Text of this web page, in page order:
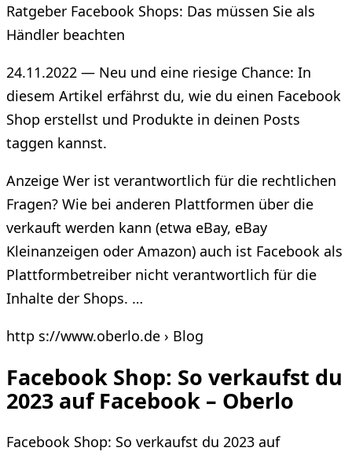
Ratgeber Facebook Shops: Das müssen Sie als
Händler beachten
24.11.2022 — Neu und eine riesige Chance: In
diesem Artikel erfährst du, wie du einen Facebook
Shop erstellst und Produkte in deinen Posts
taggen kannst.
Anzeige Wer ist verantwortlich für die rechtlichen
Fragen? Wie bei anderen Plattformen über die
verkauft werden kann (etwa eBay, eBay
Kleinanzeigen oder Amazon) auch ist Facebook als
Plattformbetreiber nicht verantwortlich für die
Inhalte der Shops. …
http s://www.oberlo.de › Blog
Facebook Shop: So verkaufst du
2023 auf Facebook – Oberlo
Facebook Shop: So verkaufst du 2023 auf